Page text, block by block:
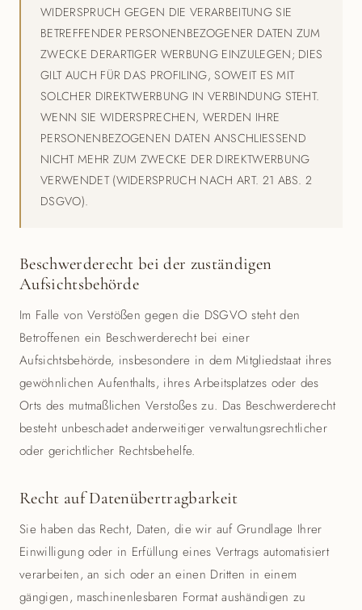
WIDERSPRUCH GEGEN DIE VERARBEITUNG SIE
BETREFFENDER PERSONENBEZOGENER DATEN ZUM
ZWECKE DERARTIGER WERBUNG EINZULEGEN; DIES
GILT AUCH FÜR DAS PROFILING, SOWEIT ES MIT
SOLCHER DIREKTWERBUNG IN VERBINDUNG STEHT.
WENN SIE WIDERSPRECHEN, WERDEN IHRE
PERSONENBEZOGENEN DATEN ANSCHLIESSEND
NICHT MEHR ZUM ZWECKE DER DIREKTWERBUNG
VERWENDET (WIDERSPRUCH NACH ART. 21 ABS. 2
DSGVO).
Beschwerderecht bei der zuständigen
Aufsichtsbehörde
Im Falle von Verstößen gegen die DSGVO steht den
Betroffenen ein Beschwerderecht bei einer
Aufsichtsbehörde, insbesondere in dem Mitgliedstaat ihres
gewöhnlichen Aufenthalts, ihres Arbeitsplatzes oder des
Orts des mutmaßlichen Verstoßes zu. Das Beschwerderecht
besteht unbeschadet anderweitiger verwaltungsrechtlicher
oder gerichtlicher Rechtsbehelfe.
Recht auf Datenübertragbarkeit
Sie haben das Recht, Daten, die wir auf Grundlage Ihrer
Einwilligung oder in Erfüllung eines Vertrags automatisiert
verarbeiten, an sich oder an einen Dritten in einem
gängigen, maschinenlesbaren Format aushändigen zu